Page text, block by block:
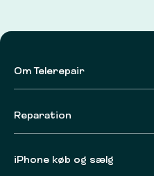
Om Telerepair
Reparation
iPhone køb og sælg